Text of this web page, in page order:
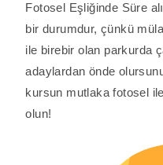
Fotosel Eşliğinde Süre
bir durumdur, çünkü
ile birebir olan parkurda
adaylardan önde
kursun mutlaka fotosel
olun!